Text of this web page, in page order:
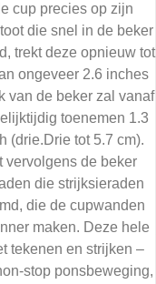
cup precies op zijn
die snel in de beker
trekt deze opnieuw tot
ongeveer 2.6 inches
van de beker zal vanaf
toenemen 1.3
(drie.Drie tot 5.7 cm).
vervolgens de beker
die strijksieraden
die de cupwanden
maken. Deze hele
tekenen en strijken –
stop ponsbeweging,